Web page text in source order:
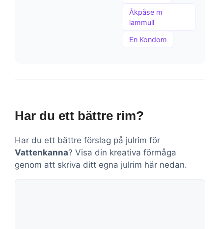
Åkpåse m
lammull
En Kondom
Har du ett bättre rim?
Har du ett bättre förslag på julrim för
Vattenkanna? Visa din kreativa förmåga
genom att skriva ditt egna julrim här nedan.
Kommentar